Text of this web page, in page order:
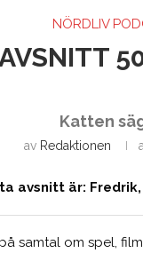
NÖRDLIV
Katten
av Redaktionen
avsnitt är:
samtal om spel,